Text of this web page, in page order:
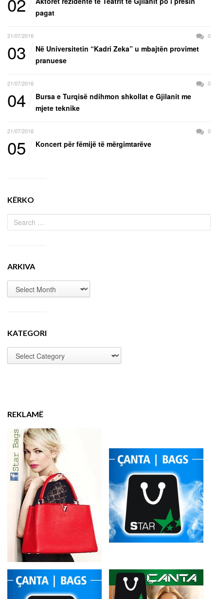
pagat
21/07/2016 0
03
Në Universitetin “Kadri Zeka” u mbajtën provimet
pranuese
21/07/2016 0
04
Bursa e Turqisë ndihmon shkollat e Gjilanit me
mjete teknike
21/07/2016 0
05 Koncert për fëmijë të mërgimtarëve
KËRKO
ARKIVA
KATEGORI
REKLAMË